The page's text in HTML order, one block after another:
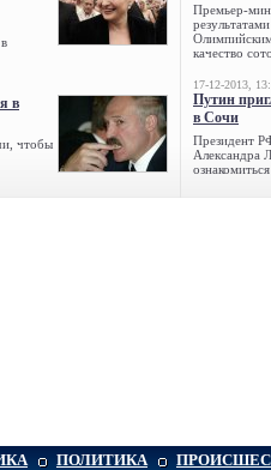
в
чтобы
Премьер-
качество
17-12-2013,
Путин
в Сочи
Президент
Александра
ПОЛИТИКА